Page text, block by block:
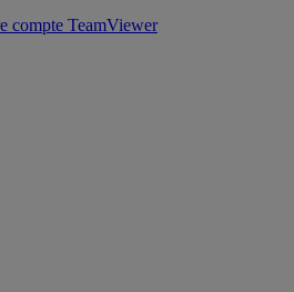
compte TeamViewer